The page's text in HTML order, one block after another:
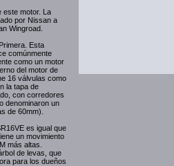
este motor. La
por Nissan a
Wingroad.
Esta
comúnmente
como un motor
del motor de
16 válvulas como
la tapa de
con corredores
denominaron un
de 60mm).
es igual que
un movimiento
más altas.
de levas, que
para los dueños